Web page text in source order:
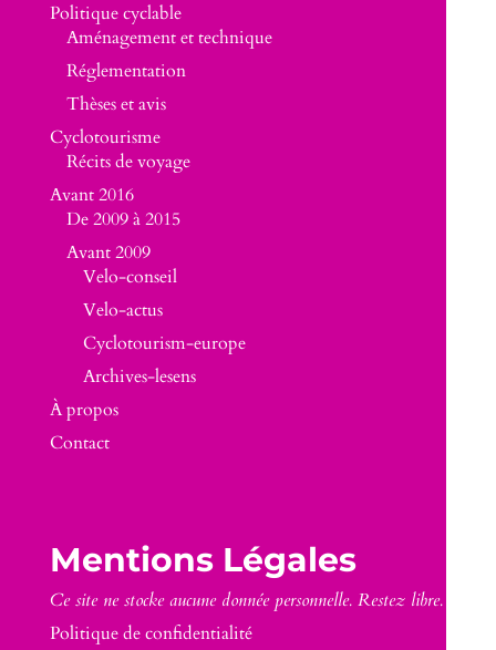
Politique cyclable
Aménagement et technique
Réglementation
Thèses et avis
Cyclotourisme
Récits de voyage
Avant 2016
De 2009 à 2015
Avant 2009
Velo-conseil
Velo-actus
Cyclotourism-europe
Archives-lesens
À propos
Contact
Mentions Légales
Ce site ne stocke aucune donnée personnelle. Restez libre.
Politique de confidentialité